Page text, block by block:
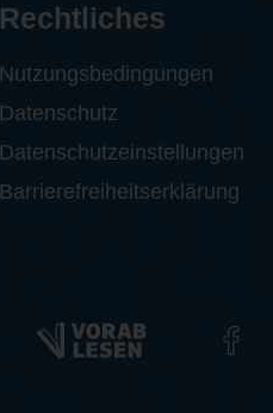
Rechtliches
Nutzungsbedingungen
Datenschutz
Datenschutzeinstellungen
Barrierefreiheitserklärung